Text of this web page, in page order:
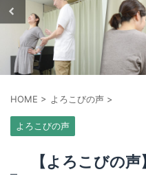
HOME > よろこびの声 >
よろこびの声
【よろこびの